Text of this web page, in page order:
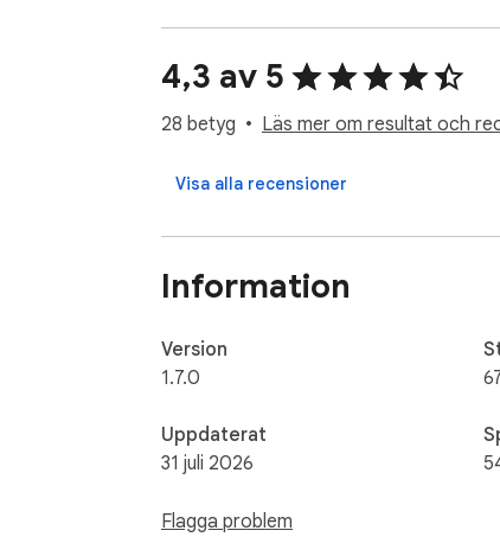
4,3 av 5
28 betyg Läs mer om resultat och
Visa alla recensioner
Information
Version
1.7.0
Uppdaterat
31 juli 2026
Flagga problem